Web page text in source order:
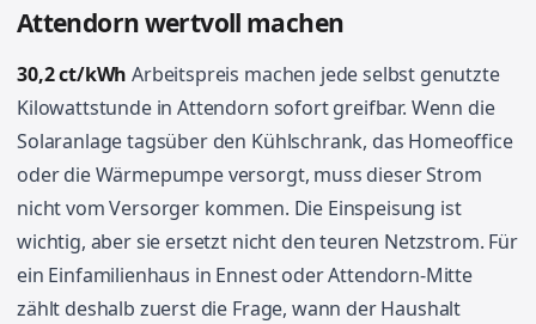
Attendorn wertvoll machen
30,2 ct/kWh Arbeitspreis machen jede selbst genutzte
Kilowattstunde in Attendorn sofort greifbar. Wenn die
Solaranlage tagsüber den Kühlschrank, das Homeoffice
oder die Wärmepumpe versorgt, muss dieser Strom
nicht vom Versorger kommen. Die Einspeisung ist
wichtig, aber sie ersetzt nicht den teuren Netzstrom. Für
ein Einfamilienhaus in Ennest oder Attendorn-Mitte
zählt deshalb zuerst die Frage, wann der Haushalt